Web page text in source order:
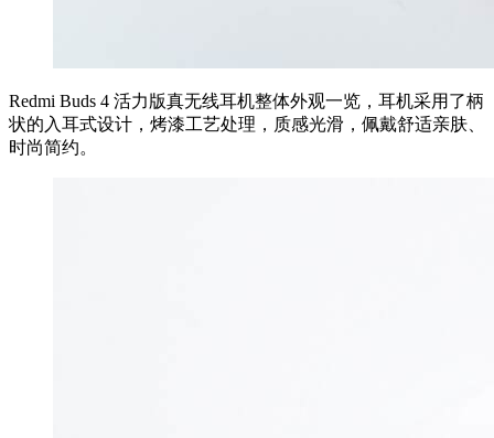
Redmi Buds 4 活力版真无线耳机整体外观一览，耳机采用了柄
状的入耳式设计，烤漆工艺处理，质感光滑，佩戴舒适亲肤、
时尚简约。